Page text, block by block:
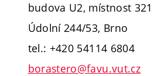
budova U2, místnost 321
Údolní 244/53, Brno
tel.: +420 54114 6804
borastero@favu.vut.cz